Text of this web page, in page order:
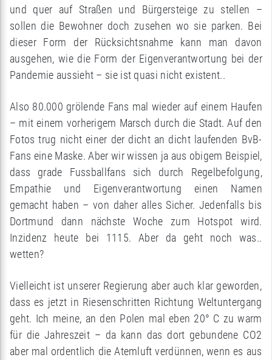
und quer auf Straßen und Bürgersteige zu stellen –
sollen die Bewohner doch zusehen wo sie parken. Bei
dieser Form der Rücksichtsnahme kann man davon
ausgehen, wie die Form der Eigenverantwortung bei der
Pandemie aussieht – sie ist quasi nicht existent..
Also 80.000 grölende Fans mal wieder auf einem Haufen
– mit einem vorherigem Marsch durch die Stadt. Auf den
Fotos trug nicht einer der dicht an dicht laufenden BvB-
Fans eine Maske. Aber wir wissen ja aus obigem Beispiel,
dass grade Fussballfans sich durch Regelbefolgung,
Empathie und Eigenverantwortung einen Namen
gemacht haben – von daher alles Sicher. Jedenfalls bis
Dortmund dann nächste Woche zum Hotspot wird.
Inzidenz heute bei 1115. Aber da geht noch was..
wetten?
Vielleicht ist unserer Regierung aber auch klar geworden,
dass es jetzt in Riesenschritten Richtung Weltuntergang
geht. Ich meine, an den Polen mal eben 20° C zu warm
für die Jahreszeit – da kann das dort gebundene CO2
aber mal ordentlich die Atemluft verdünnen, wenn es aus